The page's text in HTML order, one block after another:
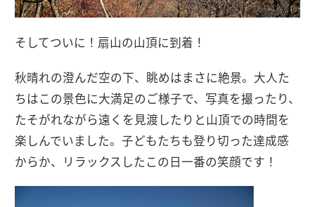
そしてついに！扇山の山頂に到着！
秋晴れの澄んだ空の下、眺めはまさに絶景。大人た
ちはこの景色に大満足のご様子で、写真を撮ったり、
たそがれながら遠くを見渡したりと山頂での時間を
楽しんでいました。子どもたちも登り切った達成感
からか、リラックスしたこの日一番の笑顔です！